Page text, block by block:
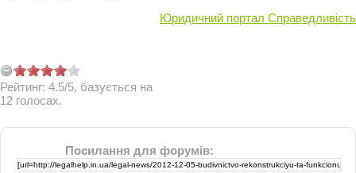
Юридичний портал Справедливість
Рейтинг: 4.5/5, базується на
12 голосах.
Посилання для форумів: